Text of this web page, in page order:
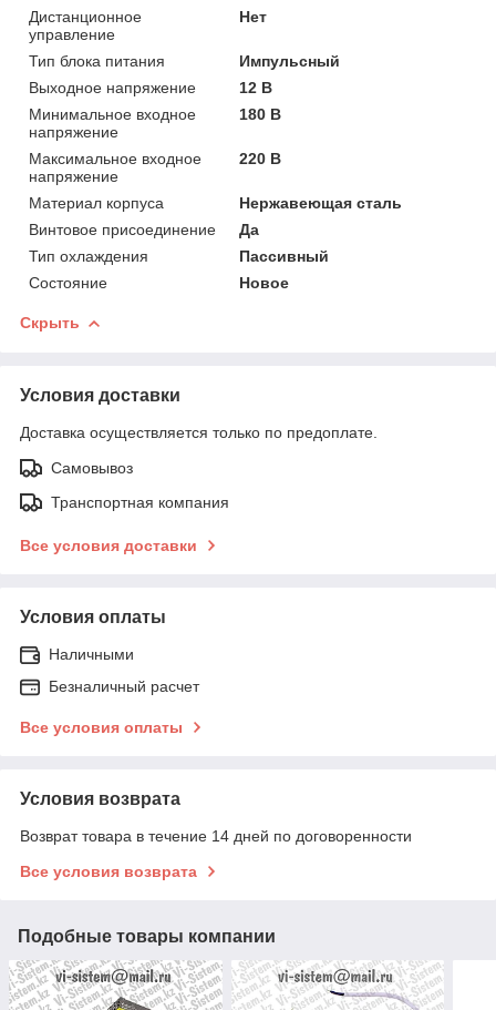
Дистанционное
управление
Нет
Тип блока питания
Импульсный
Выходное напряжение
12 В
Минимальное входное
напряжение
180 В
Максимальное входное
напряжение
220 В
Материал корпуса
Нержавеющая сталь
Винтовое присоединение
Да
Тип охлаждения
Пассивный
Состояние
Новое
Скрыть
Условия доставки
Доставка осуществляется только по предоплате.
Самовывоз
Транспортная компания
Все условия доставки
Условия оплаты
Наличными
Безналичный расчет
Все условия оплаты
Условия возврата
Возврат товара в течение 14 дней по договоренности
Все условия возврата
Подобные товары компании